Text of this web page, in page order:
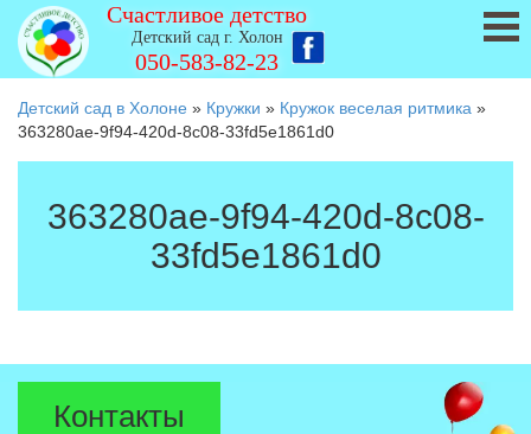
Счастливое детство
Детский сад г. Холон
050-583-82-23
Детский сад в Холоне » Кружки » Кружок веселая ритмика »
363280ae-9f94-420d-8c08-33fd5e1861d0
363280ae-9f94-420d-8c08-
33fd5e1861d0
Контакты